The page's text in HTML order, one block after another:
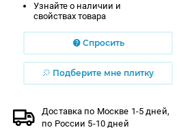
Узнайте о наличии и
свойствах товара
Спросить
Подберите мне плитку
Доставка по Москве 1-5 дней,
по России 5-10 дней